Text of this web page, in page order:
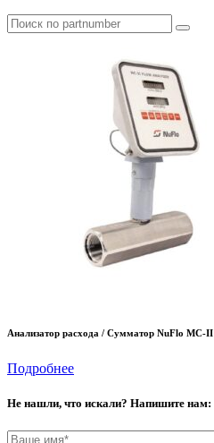
Анализатор расхода / Сумматор NuFlo MC-II
Подробнее
Не нашли, что искали? Напишите нам: